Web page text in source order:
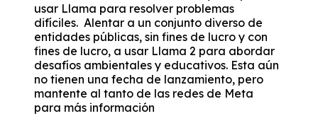
usar Llama para resolver problemas
difíciles. Alentar a un conjunto diverso de
entidades públicas, sin fines de lucro y con
fines de lucro, a usar Llama 2 para abordar
desafíos ambientales y educativos. Esta aún
no tienen una fecha de lanzamiento, pero
mantente al tanto de las redes de Meta
para más información